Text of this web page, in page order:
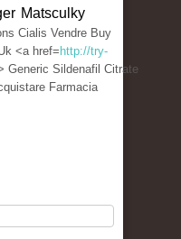
Matsculky
Cialis Vendre Buy
<a href= http://try-
Generic Sildenafil Citrate
Farmacia